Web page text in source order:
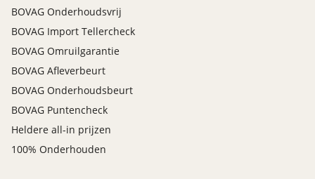
BOVAG Onderhoudsvrij
BOVAG Import Tellercheck
BOVAG Omruilgarantie
BOVAG Afleverbeurt
BOVAG Onderhoudsbeurt
BOVAG Puntencheck
Heldere all-in prijzen
100% Onderhouden